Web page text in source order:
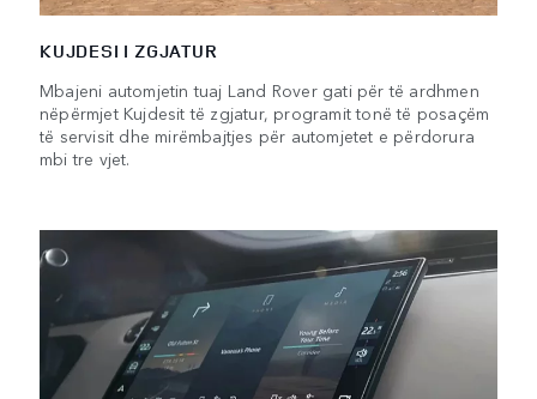
KUJDESI I ZGJATUR
Mbajeni automjetin tuaj Land Rover gati për të ardhmen
nëpërmjet Kujdesit të zgjatur, programit tonë të posaçëm
të servisit dhe mirëmbajtjes për automjetet e përdorura
mbi tre vjet.